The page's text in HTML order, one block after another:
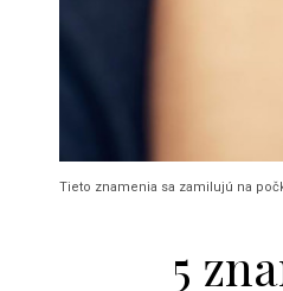
Tieto znamenia sa zamilujú na
5